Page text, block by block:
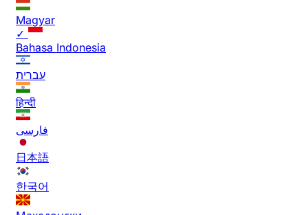
Magyar
✓
Bahasa Indonesia
עברית
हिन्दी
فارسی
日本語
한국어